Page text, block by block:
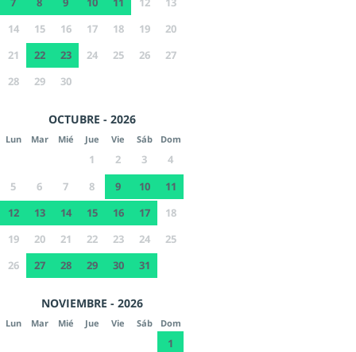
14
15 16 17 18 19
20
21
22 23 24 25 26
27
28
29 30
OCTUBRE - 2026
Lun Mar Mié Jue Vie Sáb Dom
1 2 3
4
5
6 7 8 9 10
11
12
13 14 15 16 17
18
19
20 21 22 23 24
25
26
27 28 29 30 31
NOVIEMBRE - 2026
Lun Mar Mié Jue Vie Sáb Dom
1